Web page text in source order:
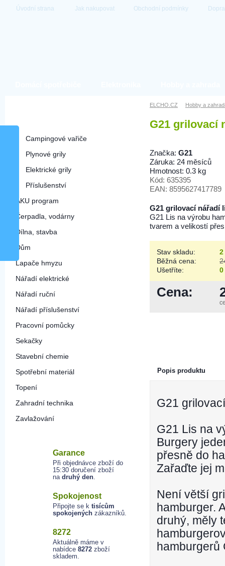
Úvodní strana Jak nakupovat Obchodní podmínky
Campingové vařiče
Plynové grily
Elektrické grily
Příslušenství
AKU program
Čerpadla, vodárny
Dílna, stavba
Dům
Lapače hmyzu
Nářadí elektrické
Nářadí ruční
Nářadí příslušenství
Pracovní pomůcky
Sekačky
Stavební chemie
Spotřební materiál
Topení
Zahradní technika
Zavlažování
Garance
Při objednávce zboží do
15:30 doručení zboží
na druhý den.
Spokojenost
Připojte se k tisícům
spokojených zákazníků.
8272
Aktuálně máme v
nabídce 8272 zboží
skladem.
ELCHO.CZ Hobby a
G21 grilovací
Značka: G21
Záruka: 24 měsíců
Hmotnost: 0.3 kg
Kód: 635395
EAN: 8595627417789
G21 grilovací nářadí
G21 Lis na výrobu
tvarem a velikostí
Stav skladu:
2
Běžná cena:
Ušetříte:
0
Cena:
Popis produktu
G21
G21 Lis na
Burgery
přesně do
Zařaďte jej
Není větší
hamburger.
druhý, měly
hamburgerů